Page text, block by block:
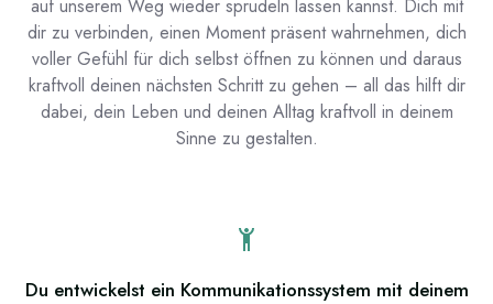
auf unserem Weg wieder sprudeln lassen kannst. Dich mit
dir zu verbinden, einen Moment präsent wahrnehmen, dich
voller Gefühl für dich selbst öffnen zu können und daraus
kraftvoll deinen nächsten Schritt zu gehen – all das hilft dir
dabei, dein Leben und deinen Alltag kraftvoll in deinem
Sinne zu gestalten.
Du entwickelst ein Kommunikationssystem mit deinem